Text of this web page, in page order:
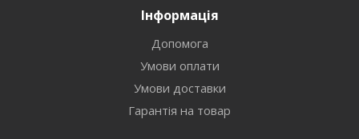
Інформація
Допомога
Умови оплати
Умови доставки
Гарантія на товар